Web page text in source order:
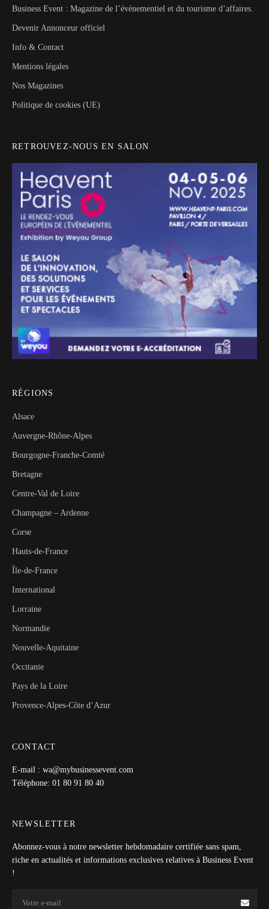
Business Event : Magazine de l’évènementiel et du tourisme d’affaires.
Devenir Annonceur officiel
Info & Contact
Mentions légales
Nos Magazines
Politique de cookies (UE)
RETROUVEZ-NOUS EN SALON
RÉGIONS
Alsace
Auvergne-Rhône-Alpes
Bourgogne-Franche-Comté
Bretagne
Centre-Val de Loire
Champagne – Ardenne
Corse
Hauts-de-France
Île-de-France
International
Lorraine
Normandie
Nouvelle-Aquitaine
Occitanie
Pays de la Loire
Provence-Alpes-Côte d’Azur
CONTACT
E-mail : wa@mybusinessevent.com
Téléphone: 01 80 91 80 40
NEWSLETTER
Abonnez-vous à notre newsletter hebdomadaire certifiée sans spam,
riche en actualités et informations exclusives relatives à Business Event
!